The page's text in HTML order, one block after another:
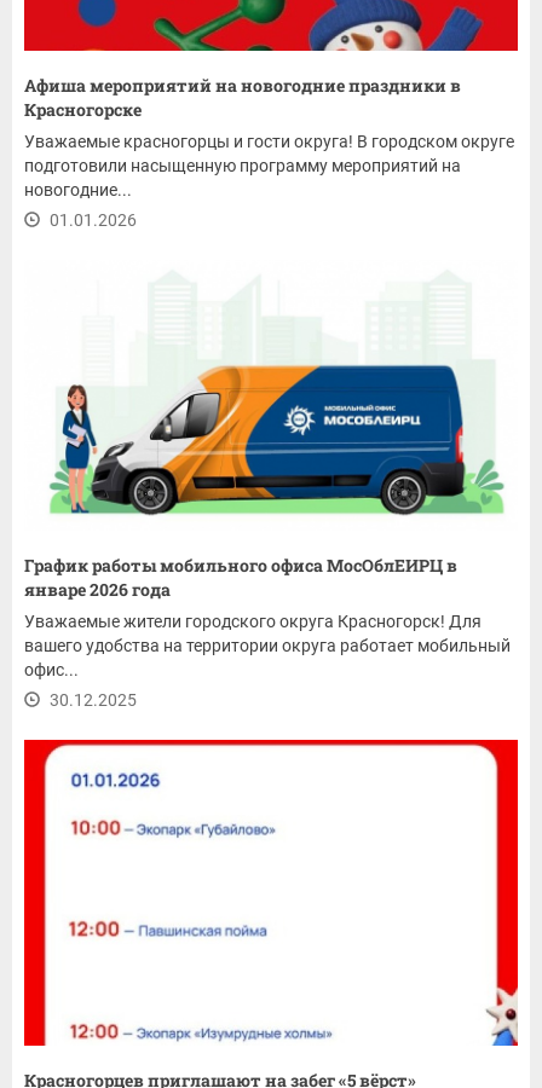
Афиша мероприятий на новогодние праздники в
Красногорске
Уважаемые красногорцы и гости округа! В городском округе
подготовили насыщенную программу мероприятий на
новогодние...
01.01.2026
График работы мобильного офиса МосОблЕИРЦ в
январе 2026 года
Уважаемые жители городского округа Красногорск! Для
вашего удобства на территории округа работает мобильный
офис...
30.12.2025
Красногорцев приглашают на забег «5 вёрст»